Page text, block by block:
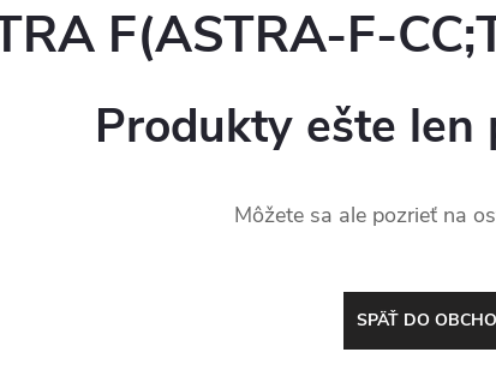
F(ASTRA-F-
Produkty ešte len
Môžete sa ale pozrieť na
SPÄŤ DO